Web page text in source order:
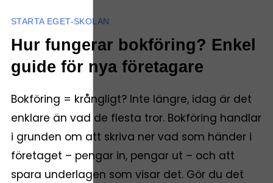
STARTA EGET-SKOLAN
Hur fungerar bokföring? Enkel
guide för nya företagare
Bokföring = krångligt? Inte längre, idag är det
enklare än vad de flesta tror. Bokföring handlar
i grunden om att skriva ner vad som händer i
företaget – pengar in, pengar ut – och att
spara underlagen som visar det. Gör du det